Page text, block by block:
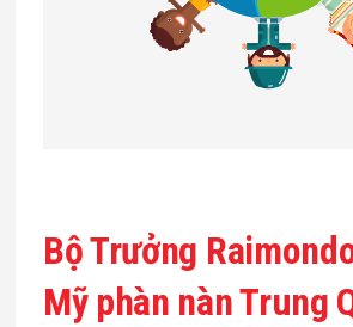
Bộ Trưởng
Mỹ phàn nàn Trung